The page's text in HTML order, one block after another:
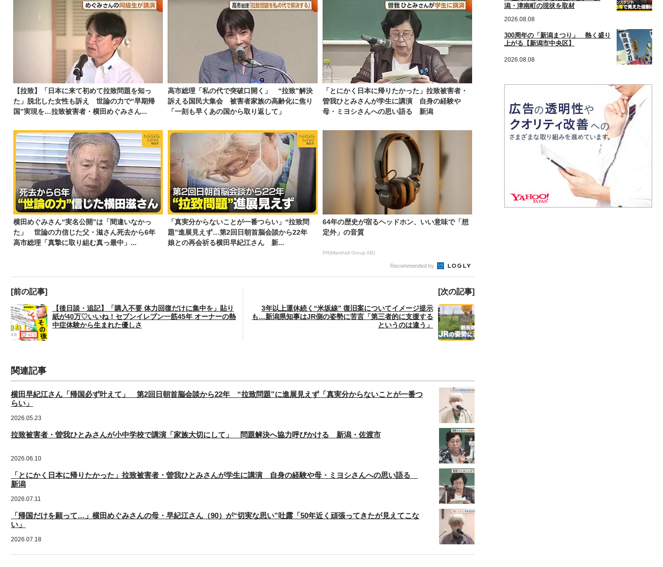
【拉致】「日本に来て初めて拉致問題を知っ
た」脱北した女性も訴え 世論の力で“早期帰
国”実現を…拉致被害者・横田めぐみさん...
高市総理「私の代で突破口開く」 “拉致”解決
訴える国民大集会 被害者家族の高齢化に焦り
「一刻も早くあの国から取り返して」
「とにかく日本に帰りたかった」拉致被害者・
曽我ひとみさんが学生に講演 自身の経験や
母・ミヨシさんへの思い語る 新潟
横田めぐみさん“実名公開”は「間違いなかっ
た」 世論の力信じた父・滋さん死去から6年
高市総理「真摯に取り組む真っ最中」...
「真実分からないことが一番つらい」“拉致問
題”進展見えず…第2回日朝首脳会談から22年
娘との再会祈る横田早紀江さん 新...
64年の歴史が宿るヘッドホン、いい意味で「想
定外」の音質
PR(Marshall Group AB)
Recommended by
[前の記事]
【後日談・追記】「購入不要 体力回復だけに集中を」貼り
紙が40万♡いいね！セブンイレブン一筋45年 オーナーの熱
中症体験から生まれた優しさ
[次の記事]
3年以上運休続く“米坂線” 復旧案についてイメージ提示
も…新潟県知事はJR側の姿勢に苦言「第三者的に支援する
というのは違う」
関連記事
横田早紀江さん「帰国必ず叶えて」 第2回日朝首脳会談から22年 “拉致問題”に進展見えず「真実分からないことが一番つ
らい」
2026.05.23
拉致被害者・曽我ひとみさんが小中学校で講演「家族大切にして」 問題解決へ協力呼びかける 新潟・佐渡市
2026.06.10
「とにかく日本に帰りたかった」拉致被害者・曽我ひとみさんが学生に講演 自身の経験や母・ミヨシさんへの思い語る
新潟
2026.07.11
「帰国だけを願って…」横田めぐみさんの母・早紀江さん（90）が“切実な思い”吐露「50年近く頑張ってきたが見えてこな
い」
2026.07.18
潟・津南町の現状を取材
2026.08.08
300周年の「新潟まつり」 熱く盛り
上がる【新潟市中央区】
2026.08.08